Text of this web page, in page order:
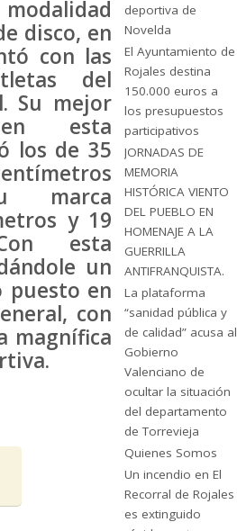
disco, en
con las
del
Su mejor
en esta
los de 35
marca
y 19
esta
un
en
con
magnífica
deportiva de
Novelda
El Ayuntamiento de
Rojales destina
150.000 euros a
los presupuestos
participativos
JORNADAS DE
MEMORIA
HISTÓRICA VIENTO
DEL PUEBLO EN
HOMENAJE A LA
GUERRILLA
ANTIFRANQUISTA.
La plataforma
“sanidad pública y
de calidad” acusa al
Gobierno
Valenciano de
ocultar la situación
del departamento
de Torrevieja
Quienes Somos
Un incendio en El
Recorral de Rojales
es extinguido